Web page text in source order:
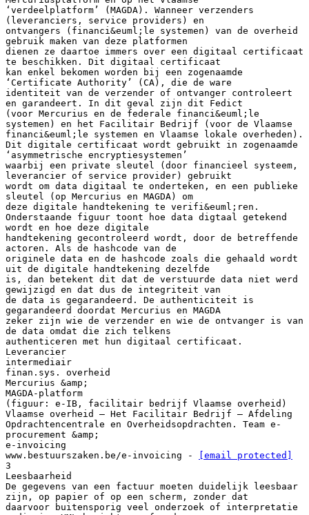
‘verdeelplatform’ (MAGDA). Wanneer verzenders
(leveranciers, service providers) en
ontvangers (financi&euml;le systemen) van de overheid
gebruik maken van deze platformen
dienen ze daartoe immers over een digitaal certificaat
te beschikken. Dit digitaal certificaat
kan enkel bekomen worden bij een zogenaamde
‘Certificate Authority’ (CA), die de ware
identiteit van de verzender of ontvanger controleert
en garandeert. In dit geval zijn dit Fedict
(voor Mercurius en de federale financi&euml;le
systemen) en het Facilitair Bedrijf (voor de Vlaamse
financi&euml;le systemen en Vlaamse lokale overheden).
Dit digitale certificaat wordt gebruikt in zogenaamde
‘asymmetrische encryptiesystemen’
waarbij een private sleutel (door financieel systeem,
leverancier of service provider) gebruikt
wordt om data digitaal te onderteken, en een publieke
sleutel (op Mercurius en MAGDA) om
deze digitale handtekening te verifi&euml;ren.
Onderstaande figuur toont hoe data digtaal getekend
wordt en hoe deze digitale
handtekening gecontroleerd wordt, door de betreffende
actoren. Als de hashcode van de
originele data en de hashcode zoals die gehaald wordt
uit de digitale handtekening dezelfde
is, dan betekent dit dat de verstuurde data niet werd
gewijzigd en dat dus de integriteit van
de data is gegarandeerd. De authenticiteit is
gegarandeerd doordat Mercurius en MAGDA
zeker zijn wie de verzender en wie de ontvanger is van
de data omdat die zich telkens
authenticeren met hun digitaal certificaat.
Leverancier
intermediair
finan.sys. overheid
Mercurius &amp;
MAGDA-platform
(figuur: e-IB, facilitair bedrijf Vlaamse overheid)
Vlaamse overheid – Het Facilitair Bedrijf – Afdeling
Opdrachtencentrale en Overheidsopdrachten. Team e-
procurement &amp;
e-invoicing
www.bestuurszaken.be/e-invoicing -
[email protected]
3
Leesbaarheid
De gegevens van een factuur moeten duidelijk leesbaar
zijn, op papier of op een scherm, zonder dat
daarvoor buitensporig veel onderzoek of interpretatie